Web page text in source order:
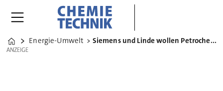
Home
Energie-Umwelt Siemens und Linde wollen Petrochemie dekarbonisieren
ANZEIGE
ANZEIGE